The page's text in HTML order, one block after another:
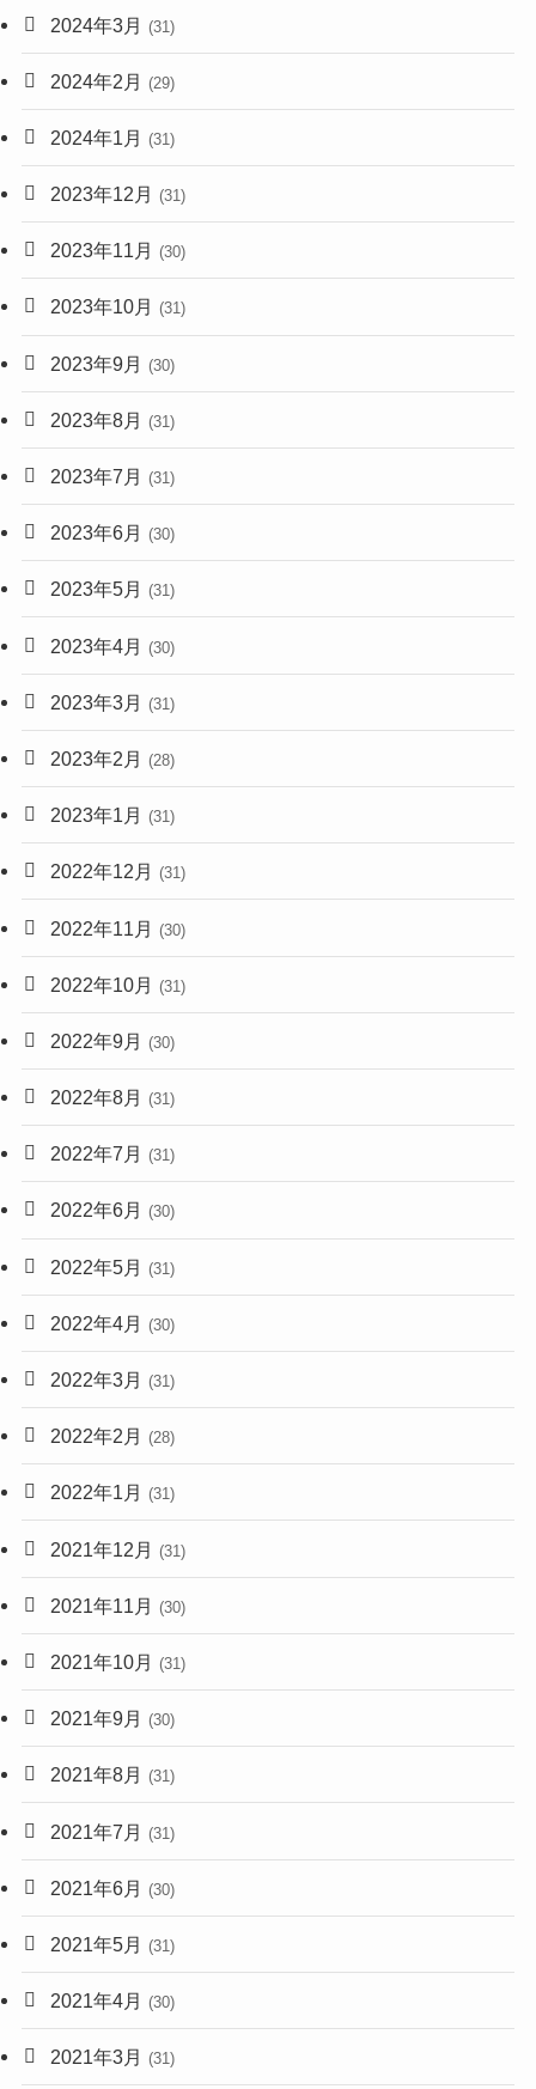
2024年3月 (31)
2024年2月 (29)
2024年1月 (31)
2023年12月 (31)
2023年11月 (30)
2023年10月 (31)
2023年9月 (30)
2023年8月 (31)
2023年7月 (31)
2023年6月 (30)
2023年5月 (31)
2023年4月 (30)
2023年3月 (31)
2023年2月 (28)
2023年1月 (31)
2022年12月 (31)
2022年11月 (30)
2022年10月 (31)
2022年9月 (30)
2022年8月 (31)
2022年7月 (31)
2022年6月 (30)
2022年5月 (31)
2022年4月 (30)
2022年3月 (31)
2022年2月 (28)
2022年1月 (31)
2021年12月 (31)
2021年11月 (30)
2021年10月 (31)
2021年9月 (30)
2021年8月 (31)
2021年7月 (31)
2021年6月 (30)
2021年5月 (31)
2021年4月 (30)
2021年3月 (31)